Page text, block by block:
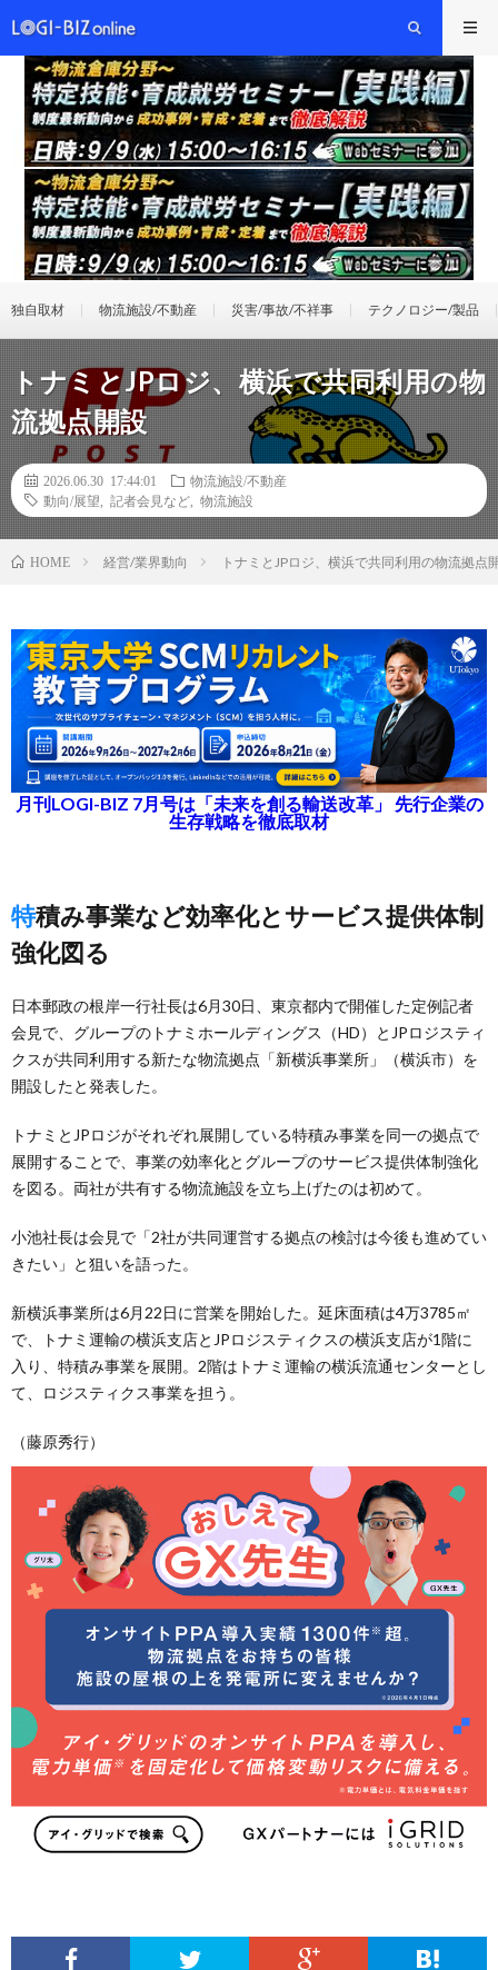
独自取材 物流施設/不動産 災害/事故/不祥事 テクノロジー/製品
トナミとJPロジ、横浜で共同利用の物
流拠点開設
2026.06.30 17:44:01
物流施設/不動産
動向/展望
記者会見など 物流施設
HOME 経営/業界動向 トナミとJPロジ、横浜で共同利用の物流拠点
月刊LOGI-BIZ 7月号は「未来を創る輸送改革」 先行企業の
生存戦略を徹底取材
特積み事業など効率化とサービス提供体制
強化図る
日本郵政の根岸一行社長は6月30日、東京都内で開催した定例記者
会見で、グループのトナミホールディングス（HD）とJPロジスティ
クスが共同利用する新たな物流拠点「新横浜事業所」（横浜市）を
開設したと発表した。
トナミとJPロジがそれぞれ展開している特積み事業を同一の拠点で
展開することで、事業の効率化とグループのサービス提供体制強化
を図る。両社が共有する物流施設を立ち上げたのは初めて。
小池社長は会見で「2社が共同運営する拠点の検討は今後も進めてい
きたい」と狙いを語った。
新横浜事業所は6月22日に営業を開始した。延床面積は4万3785㎡
で、トナミ運輸の横浜支店とJPロジスティクスの横浜支店が1階に
入り、特積み事業を展開。2階はトナミ運輸の横浜流通センターとし
て、ロジスティクス事業を担う。
（藤原秀行）